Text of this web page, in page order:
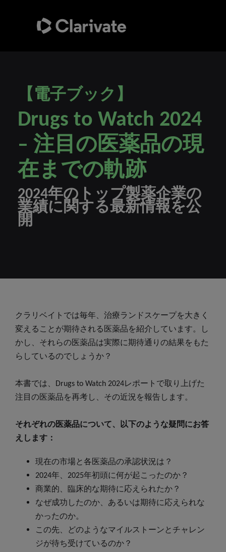
【電子ブック】
Drugs to Watch 2024
– 注目の医薬品の現
在までの軌跡
2024年のトップ製薬企業の
業績に関する最新情報を公
開
クラリベイトでは毎年、治療ランドスケープを大きく
変えることが期待される医薬品を紹介しています。し
かし、それらの医薬品は実際に期待通りの結果をもた
らしているのでしょうか？
本書では、Drugs to Watch 2024レポートで取り上げた
注目の医薬品を再考し、その近況を報告します。
それぞれの医薬品について、以下のような疑問にお答
えします：
現在の市場と各医薬品の承認状況は？
2024年、2025年初頭に何が起こったのか？
商業的、臨床的な期待に応えられたか？
なぜ成功したのか、あるいは期待に応えられな
かったのか。
この先、どのようなマイルストーンとチャレン
ジが待ち受けているのか？